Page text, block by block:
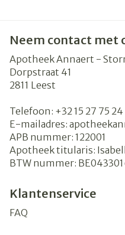
Neem contact met
Apotheek Annaert -
Dorpstraat 41
2811 Leest
Telefoon: +32 15 27 75 24
E-mailadres:
APB nummer: 122001
Apotheek titularis:
BTW nummer:
Klantenservice
FAQ